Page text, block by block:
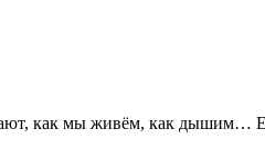
как мы живём, как дышим…